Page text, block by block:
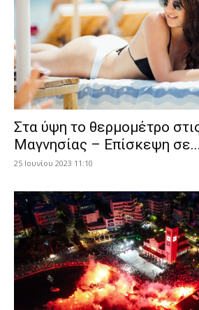
Στα ύψη το θερμομέτρο
Μαγνησίας – Επίσκεψη σε...
25 Ιουνίου 2023 11:10